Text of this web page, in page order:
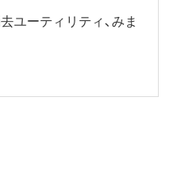
ユーティリティ、みま